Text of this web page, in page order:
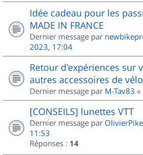
Idée cadeau pour les
MADE IN FRANCE
Dernier message par
2023, 17:04
Retour d'expériences sur
autres accessoires de vélo
Dernier message par M-Tav83 «
[CONSEILS] lunettes VTT
Dernier message par OlivierPike
11:53
Réponses : 14